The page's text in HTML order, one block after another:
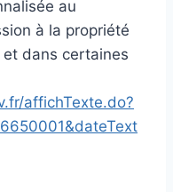
au
à la propriété
dans certaines
affichTexte.do?